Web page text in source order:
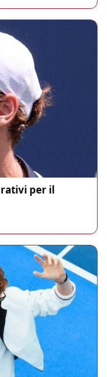
per il